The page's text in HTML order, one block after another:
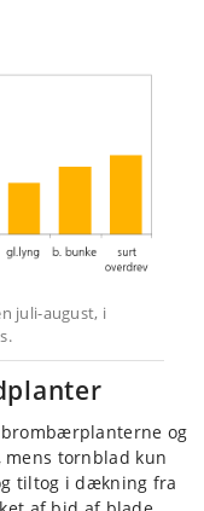
juli-august, i
og
tornblad kun
tiltog i dækning fra